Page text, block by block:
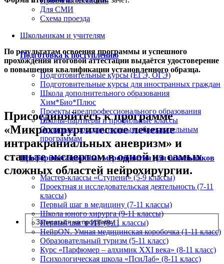
Для СМИ
Схема проезда
Школьникам и учителям
Подготовка к поступлению
Подготовительные курсы (ЕГЭ, ОГЭ)
Подготовительные курсы для иностранных граждан
Школа дополнительного образования
Хим*Био*Плюс
Проекты предпрофессионального образования
Школы-партнеры и профильные классы
Оплата по дополнительным образовательным
программам
Профориентационные мероприятия для школьников
Мастер-классы «Ступени» (5-9 классы)
Проектная и исследовательская деятельность (7-11
классы)
Первый шаг в медицину (7-11 классы)
Школа юного хирурга (9-11 классы)
Первый шаг в ИТ (8-11 классы)
НейрON. Умная медицинская коробочка (1-11 класс)
Образовательный туризм (5-11 класс)
Курс «Парфюмер – алхимик XXI века» (8-11 класс)
Психологическая школа «ПсиЛаб» (8-11 класс)
По результатам освоения программы и успешного
прохождения итоговой аттестации выдаётся удостоверение
о повышения квалификации установленного образца.
Присоединяйтесь к программе
«Микрохирургическое лечение
интракраниальных аневризм» и
станьте экспертом в одной из самых
сложных областей нейрохирургии.
Записаться на программу